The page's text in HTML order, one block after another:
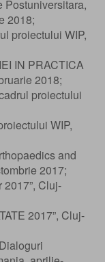
Postuniversitara,
2018;
proiectului WIP,
IN PRACTICA
2018;
proiectului
WIP,
and
2017;
Cluj-
2017”, Cluj-